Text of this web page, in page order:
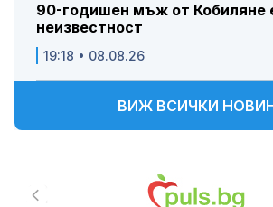
90-годишен мъж от Кобиляне
неизвестност
19:18 • 08.08.26
ВИЖ ВСИЧКИ